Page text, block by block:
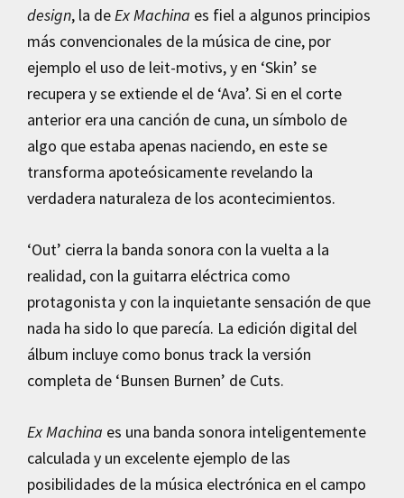
design, la deEx Machina es fiel a algunos principios
más convencionales de la música de cine, por
ejemplo el uso de leit-motivs, y en ‘Skin’ se
recupera y se extiende el de ‘Ava’. Si en el corte
anterior era una canción de cuna, un símbolo de
algo que estaba apenas naciendo, en este se
transforma apoteósicamente revelando la
verdadera naturaleza de los acontecimientos.
‘Out’ cierra la banda sonora con la vuelta a la
realidad, con la guitarra eléctrica como
protagonista y con la inquietante sensación de que
nada ha sido lo que parecía. La edición digital del
álbum incluye como bonus track la versión
completa de ‘Bunsen Burnen’ de Cuts.
Ex Machina es una banda sonora inteligentemente
calculada y un excelente ejemplo de las
posibilidades de la música electrónica en el campo